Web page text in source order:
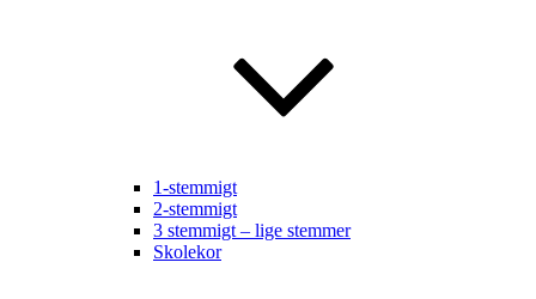
1-stemmigt
2-stemmigt
3 stemmigt – lige stemmer
Skolekor